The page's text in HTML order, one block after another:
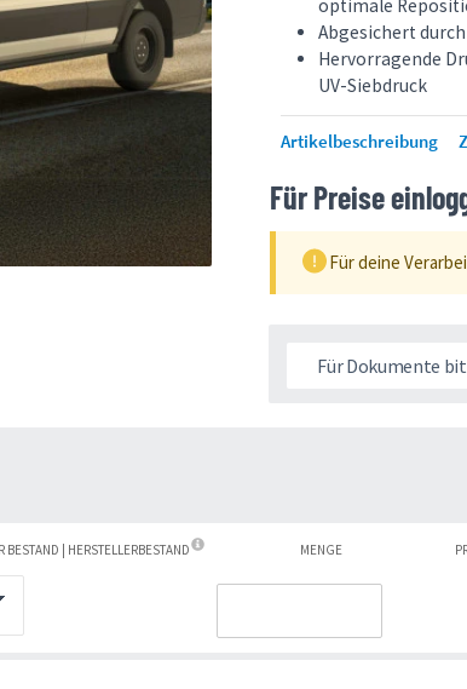
optimale
Abgesichert
Hervorragende
UV-Siebdruck
Artikelbeschreibung
Für Preise
Für deine
Für Dokumente
BESTAND | HERSTELLERBESTAND MENGE